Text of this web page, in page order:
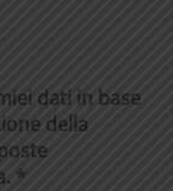
dati in base
della
*